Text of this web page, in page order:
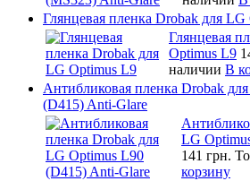
Глянцевая пленка Drobak для
Глянцевая
Optimus L9
наличии В
Антибликовая пленка Drobak
(D415) Anti-Glare
LG
141 грн.
корзину